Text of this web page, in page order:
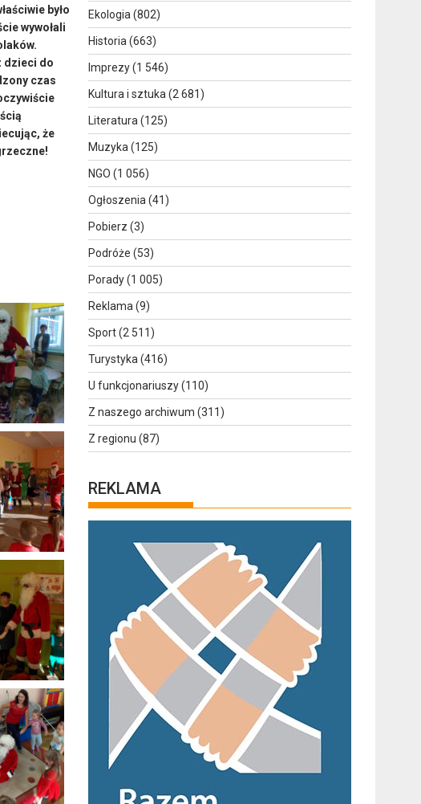
było
wywołali
dzieci do
czas
że
Ekologia (802)
Historia (663)
Imprezy(1 546)
Kultura i sztuka (2 681)
Literatura (125)
Muzyka (125)
NGO (1 056)
Ogłoszenia (41)
Pobierz (3)
Podróże (53)
Porady(1 005)
Reklama (9)
Sport(2 511)
Turystyka (416)
U funkcjonariuszy(110)
Z naszego archiwum (311)
Z regionu (87)
REKLAMA